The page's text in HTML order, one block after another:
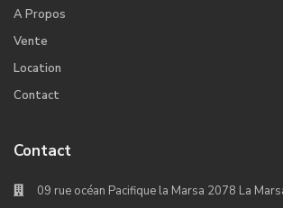
A Propos
Vente
Location
Contact
Contact
09 rue océan Pacifique la Marsa 2078 La